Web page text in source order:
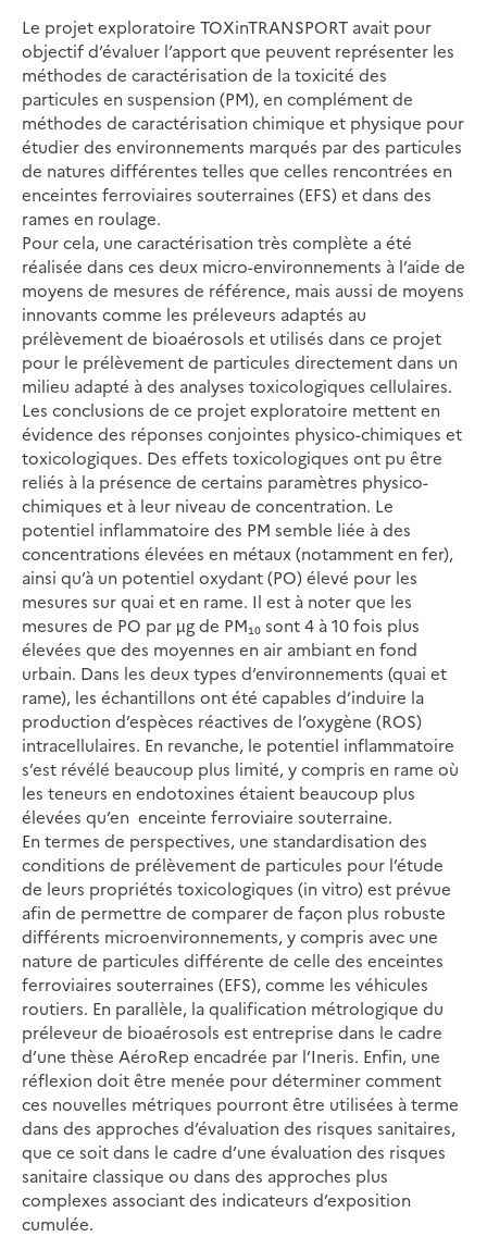
Le projet exploratoire TOXinTRANSPORT avait pour
objectif d’évaluer l’apport que peuvent représenter les
méthodes de caractérisation de la toxicité des
particules en suspension (PM), en complément de
méthodes de caractérisation chimique et physique pour
étudier des environnements marqués par des particules
de natures différentes telles que celles rencontrées en
enceintes ferroviaires souterraines (EFS) et dans des
rames en roulage.
Pour cela, une caractérisation très complète a été
réalisée dans ces deux micro-environnements à l’aide de
moyens de mesures de référence, mais aussi de moyens
innovants comme les préleveurs adaptés au
prélèvement de bioaérosols et utilisés dans ce projet
pour le prélèvement de particules directement dans un
milieu adapté à des analyses toxicologiques cellulaires.
Les conclusions de ce projet exploratoire mettent en
évidence des réponses conjointes physico-chimiques et
toxicologiques. Des effets toxicologiques ont pu être
reliés à la présence de certains paramètres physico-
chimiques et à leur niveau de concentration. Le
potentiel inflammatoire des PM semble liée à des
concentrations élevées en métaux (notamment en fer),
ainsi qu’à un potentiel oxydant (PO) élevé pour les
mesures sur quai et en rame. Il est à noter que les
mesures de PO par µg de PM₁₀ sont 4 à 10 fois plus
élevées que des moyennes en air ambiant en fond
urbain. Dans les deux types d’environnements (quai et
rame), les échantillons ont été capables d’induire la
production d’espèces réactives de l’oxygène (ROS)
intracellulaires. En revanche, le potentiel inflammatoire
s’est révélé beaucoup plus limité, y compris en rame où
les teneurs en endotoxines étaient beaucoup plus
élevées qu’en enceinte ferroviaire souterraine.
En termes de perspectives, une standardisation des
conditions de prélèvement de particules pour l’étude
de leurs propriétés toxicologiques (in vitro) est prévue
afin de permettre de comparer de façon plus robuste
différents microenvironnements, y compris avec une
nature de particules différente de celle des enceintes
ferroviaires souterraines (EFS), comme les véhicules
routiers. En parallèle, la qualification métrologique du
préleveur de bioaérosols est entreprise dans le cadre
d’une thèse AéroRep encadrée par l’Ineris. Enfin, une
réflexion doit être menée pour déterminer comment
ces nouvelles métriques pourront être utilisées à terme
dans des approches d’évaluation des risques sanitaires,
que ce soit dans le cadre d’une évaluation des risques
sanitaire classique ou dans des approches plus
complexes associant des indicateurs d’exposition
cumulée.